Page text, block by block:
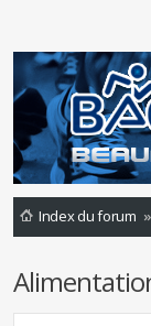
Index du forum